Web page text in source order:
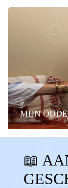
MIJN
NAAST
📖